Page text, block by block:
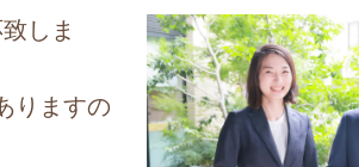
しま
りますの